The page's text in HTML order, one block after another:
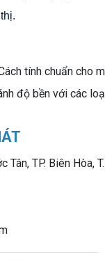
tính chuẩn cho
độ bền với các
Tân, TP. Biên Hòa,